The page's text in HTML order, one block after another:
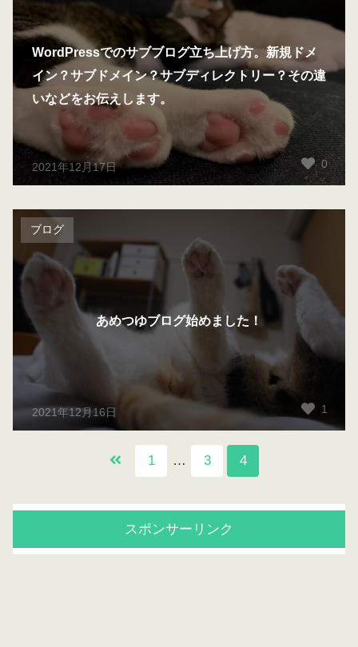
2021年12月17日
WordPressでのサブブログ立ち上げ方。新規ドメ
イン？サブドメイン？サブディレクトリー？その違
いなどをお伝えします。
0
ブログ
2021年12月16日
あめつゆブログ始めました！
1
1 … 3 4
スポンサーリンク